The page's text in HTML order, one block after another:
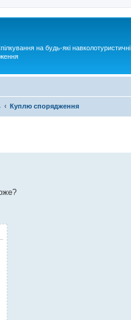
на будь-які навколотуристичні
Куплю спорядження